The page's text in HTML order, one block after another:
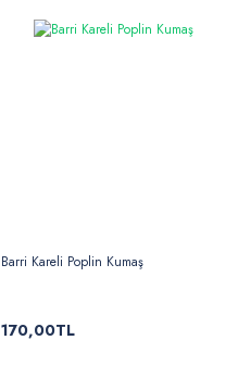
Barri Kareli Poplin Kumaş
170,00TL